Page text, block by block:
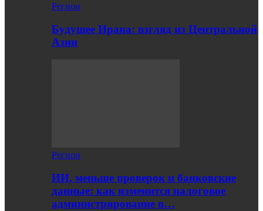
Регион
Будущее Ирана: взгляд из Центральной
Азии
Регион
ИИ, меньше проверок и банковские
данные: как изменится налоговое
администрирование в…